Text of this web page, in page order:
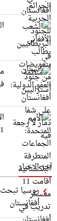
11
آخر الاخبار
روسيا
أفغانستان